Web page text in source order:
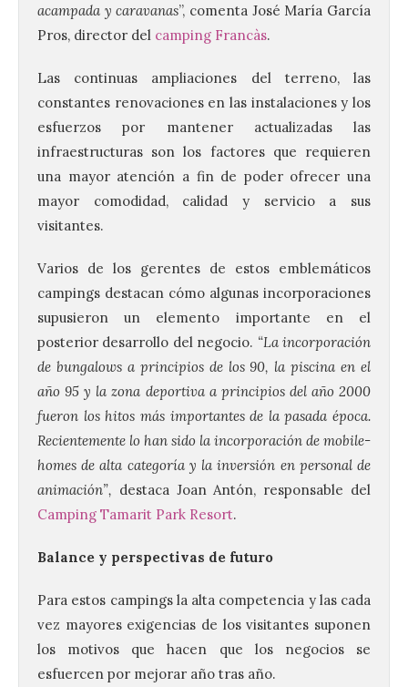
acampada y caravanas”, comenta José María García
Pros, director del camping Francàs.
Las continuas ampliaciones del terreno, las
constantes renovaciones en las instalaciones y los
esfuerzos por mantener actualizadas las
infraestructuras son los factores que requieren
una mayor atención a fin de poder ofrecer una
mayor comodidad, calidad y servicio a sus
visitantes.
Varios de los gerentes de estos emblemáticos
campings destacan cómo algunas incorporaciones
supusieron un elemento importante en el
posterior desarrollo del negocio. “La incorporación
de bungalows a principios de los 90, la piscina en el
año 95 y la zona deportiva a principios del año 2000
fueron los hitos más importantes de la pasada época.
Recientemente lo han sido la incorporación de mobile-
homes de alta categoría y la inversión en personal de
animación”, destaca Joan Antón, responsable del
Camping Tamarit Park Resort.
Balance y perspectivas de futuro
Para estos campings la alta competencia y las cada
vez mayores exigencias de los visitantes suponen
los motivos que hacen que los negocios se
esfuercen por mejorar año tras año.